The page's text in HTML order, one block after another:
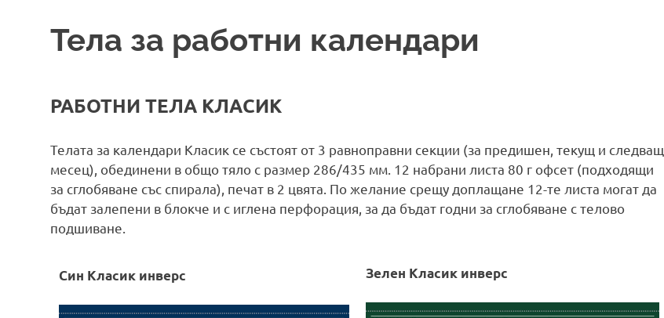
Тела за работни календари
РАБОТНИ ТЕЛА КЛАСИК
Телата за календари Класик се състоят от 3 равноправни секции (за предишен, текущ и следващ
месец), обединени в общо тяло с размер 286/435 мм. 12 набрани листа 80 г офсет (подходящи
за сглобяване със спирала), печат в 2 цвята. По желание срещу доплащане 12-те листа могат да
бъдат залепени в блокче и с иглена перфорация, за да бъдат годни за сглобяване с телово
подшиване.
Син Класик инверс Зелен Класик инверс